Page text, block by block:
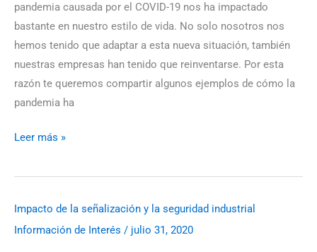
pandemia causada por el COVID-19 nos ha impactado
bastante en nuestro estilo de vida. No solo nosotros nos
hemos tenido que adaptar a esta nueva situación, también
nuestras empresas han tenido que reinventarse. Por esta
razón te queremos compartir algunos ejemplos de cómo la
pandemia ha
pandemia
Leer más »
Impacto de la señalización y la seguridad industrial
Información de Interés / julio 31, 2020
Impacto
de